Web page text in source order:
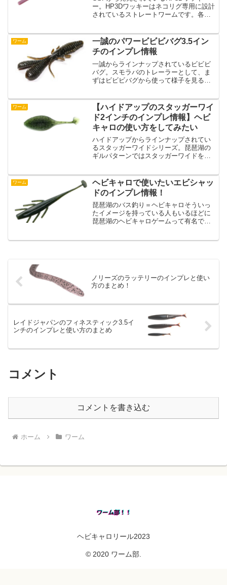
ー。HP3Dワッキーはネコリグ専用に設計
されているストレートワームです。各メ
コリグ専用ワームというのが明確に使え
ていいですよね...
ワーム
一誠のパワービビビバグ3.5イン
チのインプレ情報
一誠からラインナップされているビビビ
バグ。スモラバのトレーラーとして、ま
ずはビビビバグから使って様子を見ると
モデルがパワービビビバグとしてライン
ナップされています。いっ...
ワーム
【ハイドアップのスタッガーワイ
ド2インチのインプレ情報】ヘビ
キャロの使い方をしてみたい
ハイドアップからラインナップされてい
るスタッガーワイドシリーズ。琵琶湖の
ギルパターンではスタッガーワイドを信
ーズにはコンパクトサイズのスタッガー
ワイド2インチがラインナ...
ワーム
ヘビキャロで使いたいエビシャッ
ドのインプレ情報！
琵琶湖のバス釣り＝ヘビキャロそういっ
たイメージを持っている人もいるほどに
琵琶湖のヘビキャロゲームって有名です
ノリーズのラッテリーのインプレと使い
方のまとめ！
レイドジャパンのフィネスティック3.5イ
ンチのインプレと使い方のまとめ
コメント
コメントを書き込む
ホーム ワーム
ヘビキャロリール2023
© 2020 ワーム部.